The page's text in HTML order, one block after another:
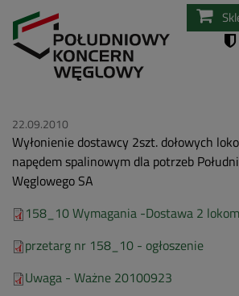
Przejdź
do
22.09.2010
Wyłonienie dostawcy 2szt. dołowych
napędem spalinowym dla potrzeb
Węglowego SA
158_10 Wymagania -Dostawa 2
przetarg nr 158_10 - ogłoszenie
Uwaga - Ważne 20100923